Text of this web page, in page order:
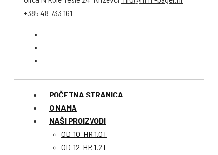
+385 48 733 161
POČETNA STRANICA
O NAMA
NAŠI PROIZVODI
OD-10-HR 1.0T
OD-12-HR 1.2T